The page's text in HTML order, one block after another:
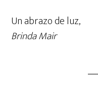
Un abrazo de luz,
Brinda Mair